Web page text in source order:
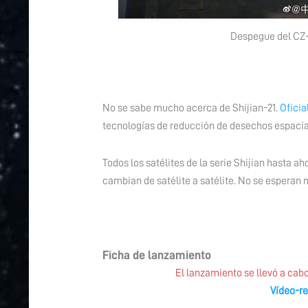
Despegue del
No se sabe mucho acerca de Shijian-21.
tecnologías de reducción de desechos
Todos los satélites de la serie Shijian hasta
cambian de satélite a satélite. No se esperan
Ficha de lanzamiento
El lanzamiento se llevó a
Vídeo-